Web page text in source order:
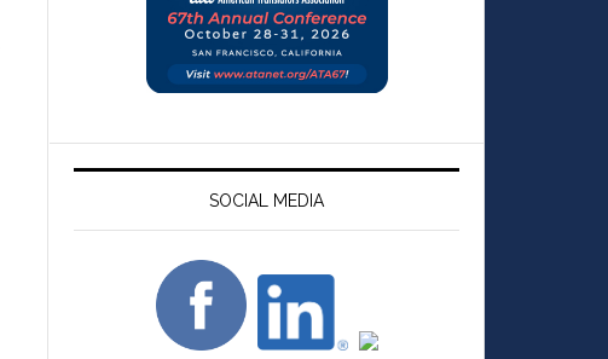
SOCIAL MEDIA